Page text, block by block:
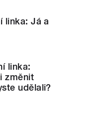
linka: Já a
linka:
změnit
udělali?